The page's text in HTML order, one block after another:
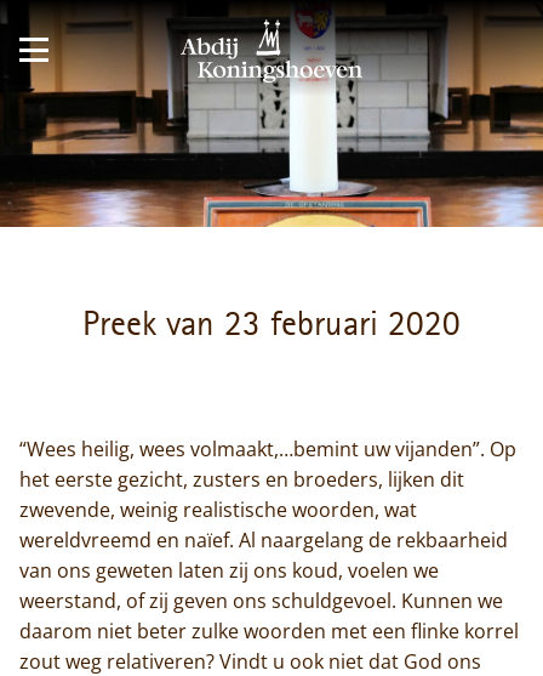
Preek van 23 februari 2020
“Wees heilig, wees volmaakt,…bemint uw vijanden”. Op
het eerste gezicht, zusters en broeders, lijken dit
zwevende, weinig realistische woorden, wat
wereldvreemd en naïef. Al naargelang de rekbaarheid
van ons geweten laten zij ons koud, voelen we
weerstand, of zij geven ons schuldgevoel. Kunnen we
daarom niet beter zulke woorden met een flinke korrel
zout weg relativeren? Vindt u ook niet dat God ons